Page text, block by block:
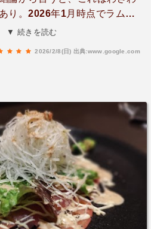
り。2026年1月時点でラムチ
5,000円。一見すると少し高価
有の臭みはまったくなく、旨
まっていて、噛むたびに肉汁
広がります。火入れも絶妙
応えのバランスがちょうど良
チョップ」の理想形そのも
く、値段相応…いや、それ以
にラムチョップ、お酒、そし
ライスまで頼んで、2人で1万
いポイント。満足度が高く、
▼ 続きを読む
2026/2/8(日) 出典:www.google.com